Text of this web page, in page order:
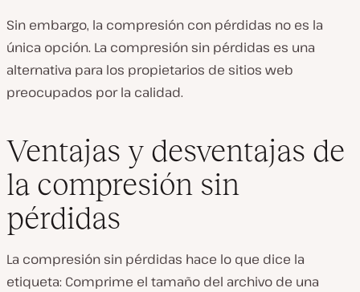
Sin embargo, la compresión con pérdidas no es la
única opción. La compresión sin pérdidas es una
alternativa para los propietarios de sitios web
preocupados por la calidad.
Ventajas y desventajas de
la compresión sin
pérdidas
La compresión sin pérdidas hace lo que dice la
etiqueta: Comprime el tamaño del archivo de una